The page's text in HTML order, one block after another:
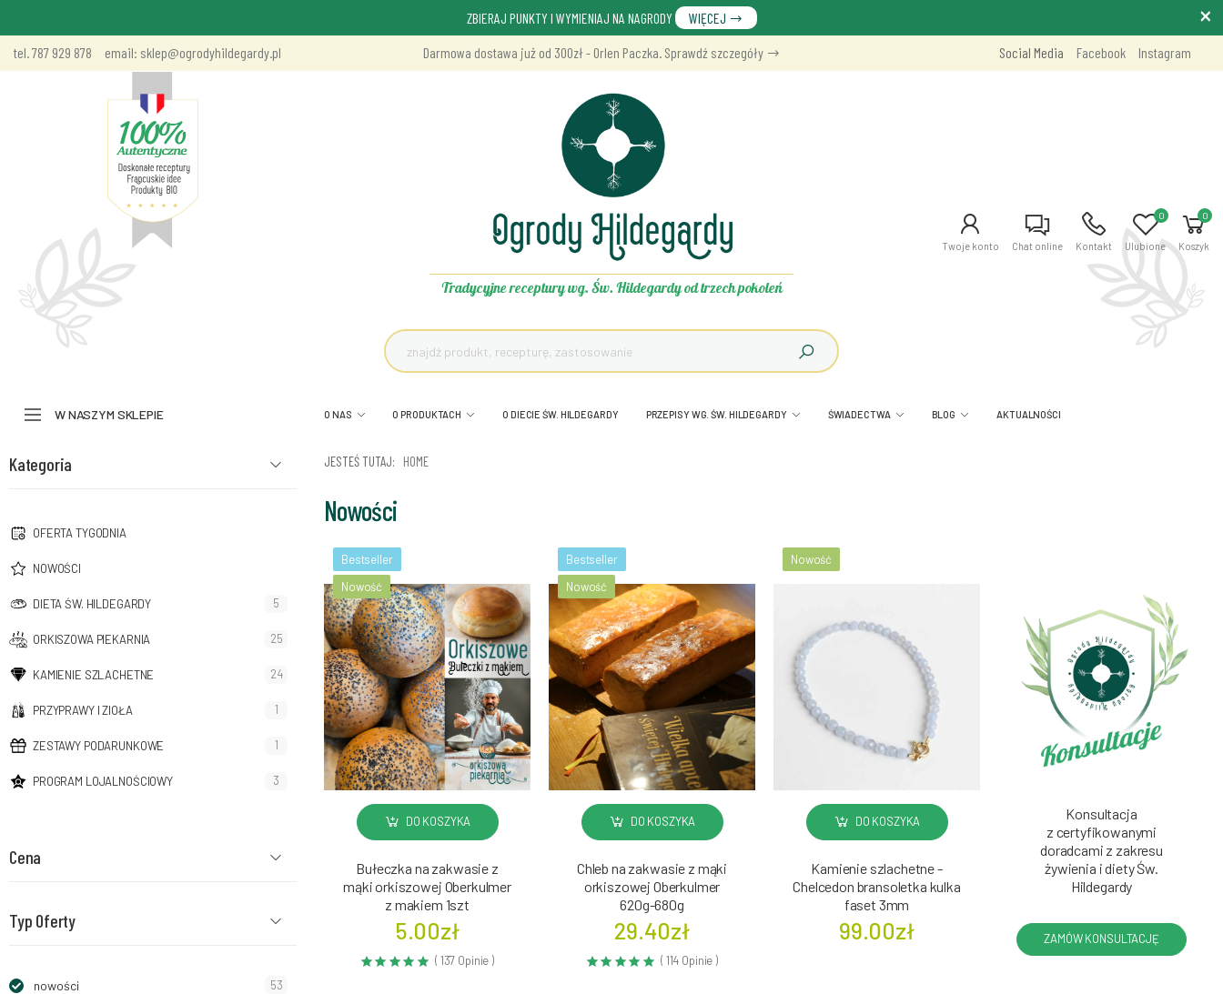
ZBIERAJ PUNKTY I WYMIENIAJ NA NAGRODY
WIĘCEJ
tel. 787 929 878
email: sklep@ogrodyhildegardy.pl Darmowa dostawa już od 300zł - Orlen Paczka. Sprawdź szczegóły Social Media Facebook Instagram
Tradycyjne receptury wg. Św. Hildegardy od trzech pokoleń
Twoje konto Chat online Kontakt Ulubione
0 0
Koszyk
W NASZYM SKLEPIE O NAS O PRODUKTACH O DIECIE ŚW. HILDEGARDY PRZEPISY WG. ŚW. HILDEGARDY ŚWIADECTWA BLOG AKTUALNOŚCI
Kategoria
OFERTA TYGODNIA
NOWOŚCI
DIETA ŚW. HILDEGARDY 5
ORKISZOWA PIEKARNIA 25
KAMIENIE SZLACHETNE 24
PRZYPRAWY I ZIOŁA 1
ZESTAWY PODARUNKOWE 1
PROGRAM LOJALNOŚCIOWY 3
Cena
Typ Oferty
nowości 53
JESTEŚ TUTAJ: HOME
Nowości
Bestseller
Nowość
DO KOSZYKA
Bułeczka na zakwasie z
mąki orkiszowej Oberkulmer
z makiem 1szt
5.00zł
( 137 Opinie )
Bestseller
Nowość
DO KOSZYKA
Chleb na zakwasie z mąki
orkiszowej Oberkulmer
620g-680g
29.40zł
( 114 Opinie )
Nowość
DO KOSZYKA
Kamienie szlachetne -
Chelcedon bransoletka kulka
faset 3mm
99.00zł
Konsultacja
z certyfikowanymi
doradcami z zakresu
żywienia i diety Św.
Hildegardy
ZAMÓW KONSULTACJĘ